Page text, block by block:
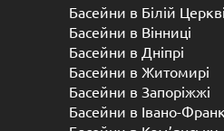
Басейни в Білій Церкві
Басейни в Вінниці
Басейни в Дніпрі
Басейни в Житомирі
Басейни в Запоріжжі
Басейни в Івано-